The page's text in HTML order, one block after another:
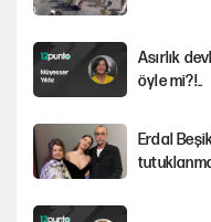
Asırlık
öyle mi?!..
Erdal